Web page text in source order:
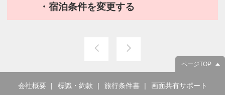
・宿泊条件を変更する
ページTOP
会社概要 標識・約款 旅行条件書 画面共有サポート